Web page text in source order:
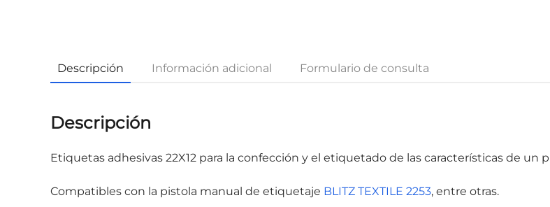
Descripción Información adicional Formulario de consulta
Descripción
Etiquetas adhesivas 22X12 para la confección y el etiquetado de las características de
Compatibles con la pistola manual de etiquetaje BLITZ TEXTILE 2253, entre otras.